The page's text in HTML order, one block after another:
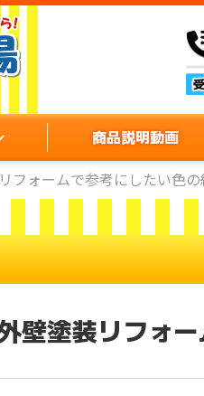
商品説明動画
フォームで参考にしたい色
壁塗装リフォ